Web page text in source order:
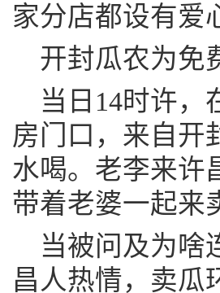
家分店都设有爱
开封瓜农为免
当日14时许，
房门口，来自开
水喝。老李来许
带着老婆一起来
当被问及为啥
昌人热情，卖瓜